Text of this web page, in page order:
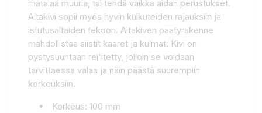
matalaa muuria, tai tehdä vaikka aidan perustukset.
Aitakivi sopii myös hyvin kulkuteiden rajauksiin ja
istutusaltaiden tekoon. Aitakiven päätyrakenne
mahdollistaa siistit kaaret ja kulmat. Kivi on
pystysuuntaan rei'itetty, jolloin se voidaan
tarvittaessa valaa ja näin päästä suurempiin
korkeuksiin.
Korkeus: 100 mm